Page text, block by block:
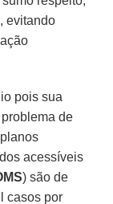
evitando
pois sua
de
acessíveis
) são de
casos por